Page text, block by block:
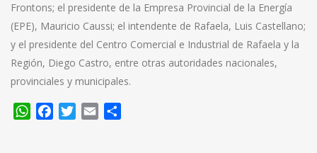
Frontons; el presidente de la Empresa Provincial de la Energía
(EPE), Mauricio Caussi; el intendente de Rafaela, Luis Castellano;
y el presidente del Centro Comercial e Industrial de Rafaela y la
Región, Diego Castro, entre otras autoridades nacionales,
provinciales y municipales.
WhatsApp
FacebookTwitter
Email